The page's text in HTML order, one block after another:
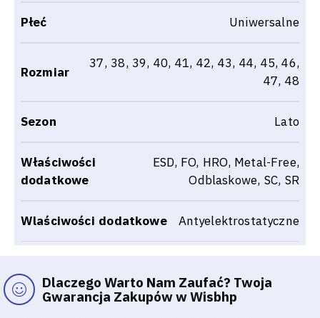
Płeć Uniwersalne
Rozmiar
37, 38, 39, 40, 41, 42, 43, 44, 45, 46,
47, 48
Sezon Lato
Właściwości
dodatkowe
ESD, FO, HRO, Metal-Free,
Odblaskowe, SC, SR
Wlaściwości dodatkowe Antyelektrostatyczne
Dlaczego Warto Nam Zaufać? Twoja
Gwarancja Zakupów w Wisbhp